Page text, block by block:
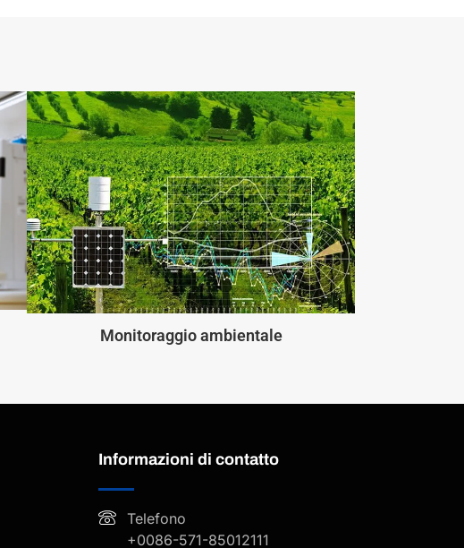
Monitoraggio ambientale
Informazioni di contatto
Telefono
+0086-571-85012111